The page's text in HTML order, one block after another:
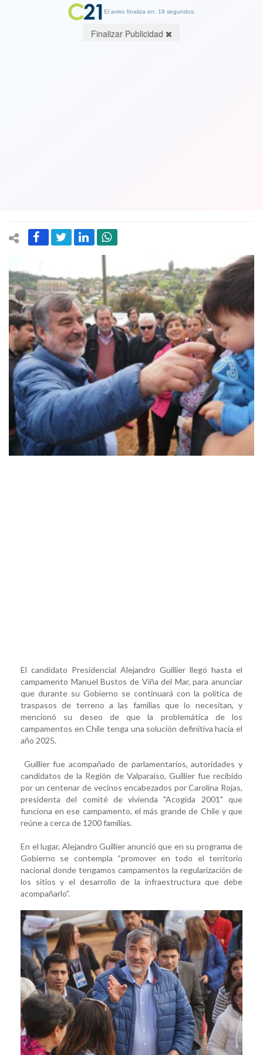
El candidato Presidencial Alejandro Guillier llegó hasta el
campamento Manuel Bustos de Viña del Mar, para anunciar
que durante su Gobierno se continuará con la política de
traspasos de terreno a las familias que lo necesitan, y
mencionó su deseo de que la problemática de los
campamentos en Chile tenga una solución definitiva hacia el
año 2025.
Guillier fue acompañado de parlamentarios, autoridades y
candidatos de la Región de Valparaíso, Guillier fue recibido
por un centenar de vecinos encabezados por Carolina Rojas,
presidenta del comité de vivienda "Acogida 2001" que
funciona en ese campamento, el más grande de Chile y que
reúne a cerca de 1200 familias.
En el lugar, Alejandro Guillier anunció que en su programa de
Gobierno se contempla “promover en todo el territorio
nacional donde tengamos campamentos la regularización de
los sitios y el desarrollo de la infraestructura que debe
acompañarlo”.
El aviso finaliza en: 19 segundos.
Finalizar Publicidad